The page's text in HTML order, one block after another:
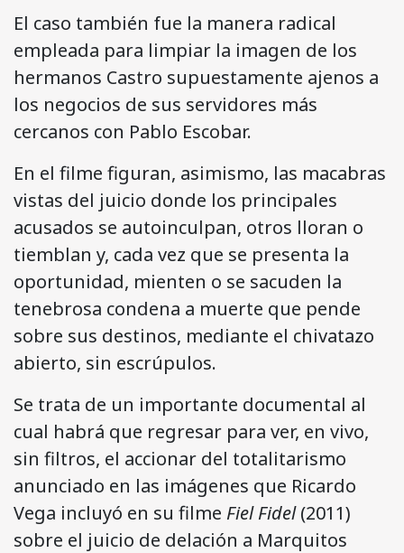
El caso también fue la manera radical
empleada para limpiar la imagen de los
hermanos Castro supuestamente ajenos a
los negocios de sus servidores más
cercanos con Pablo Escobar.
En el filme figuran, asimismo, las macabras
vistas del juicio donde los principales
acusados se autoinculpan, otros lloran o
tiemblan y, cada vez que se presenta la
oportunidad, mienten o se sacuden la
tenebrosa condena a muerte que pende
sobre sus destinos, mediante el chivatazo
abierto, sin escrúpulos.
Se trata de un importante documental al
cual habrá que regresar para ver, en vivo,
sin filtros, el accionar del totalitarismo
anunciado en las imágenes que Ricardo
Vega incluyó en su filme Fiel Fidel(2011)
sobre el juicio de delación a Marquitos